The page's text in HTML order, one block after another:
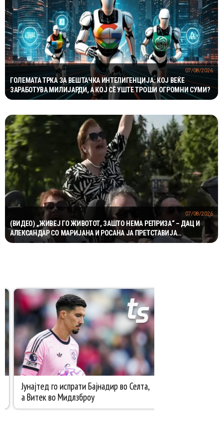
ГОЛЕМАТА ТРКА ЗА ВЕШТАЧКА ИНТЕЛИГЕНЦИЈА: КОЈ ВЕЌЕ
ЗАРАБОТУВА МИЛИЈАРДИ, А КОЈ СÈ УШТЕ ТРОШИ ОГРОМНИ СУМИ?
07/08/2026
(ВИДЕО) „ЖИВЕЈ ГО ЖИВОТОТ, ЗАШТО НЕМА РЕПРИЗА“ – ДАЦ И
АЛЕКСАНДАР СО МАРИЈАНА И РОСАНА ЈА ПРЕТСТАВИЈА
„ЗАСЕКОГАШ МЛАДИ“
07/08/2026